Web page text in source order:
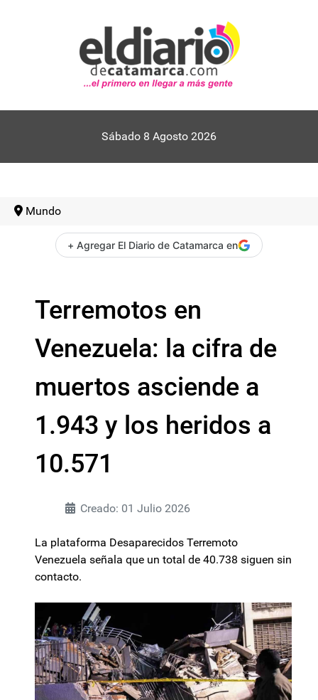
Sábado 8 Agosto 2026
Mundo
+ Agregar El Diario de Catamarca en
Terremotos en
Venezuela: la cifra de
muertos asciende a
1.943 y los heridos a
10.571
Creado: 01 Julio 2026
La plataforma Desaparecidos Terremoto
Venezuela señala que un total de 40.738 siguen sin
contacto.